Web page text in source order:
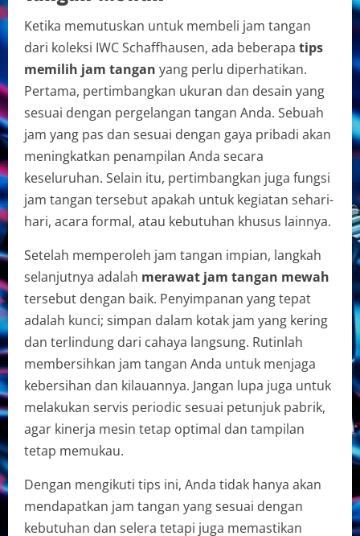
Ketika memutuskan untuk membeli jam tangan
dari koleksi IWC Schaffhausen, ada beberapa tips
memilih jam tangan yang perlu diperhatikan.
Pertama, pertimbangkan ukuran dan desain yang
sesuai dengan pergelangan tangan Anda. Sebuah
jam yang pas dan sesuai dengan gaya pribadi akan
meningkatkan penampilan Anda secara
keseluruhan. Selain itu, pertimbangkan juga fungsi
jam tangan tersebut apakah untuk kegiatan sehari-
hari, acara formal, atau kebutuhan khusus lainnya.
Setelah memperoleh jam tangan impian, langkah
selanjutnya adalah merawat jam tangan mewah
tersebut dengan baik. Penyimpanan yang tepat
adalah kunci; simpan dalam kotak jam yang kering
dan terlindung dari cahaya langsung. Rutinlah
membersihkan jam tangan Anda untuk menjaga
kebersihan dan kilauannya. Jangan lupa juga untuk
melakukan servis periodic sesuai petunjuk pabrik,
agar kinerja mesin tetap optimal dan tampilan
tetap memukau.
Dengan mengikuti tips ini, Anda tidak hanya akan
mendapatkan jam tangan yang sesuai dengan
kebutuhan dan selera tetapi juga memastikan